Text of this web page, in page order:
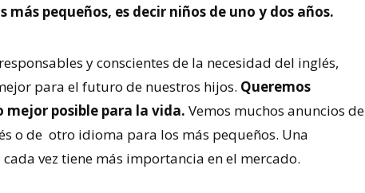
más pequeños, es decir niños de uno y dos años.
y conscientes de la necesidad del inglés,
para el futuro de nuestros hijos. Queremos
mejor posible para la vida. Vemos muchos anuncios de
o de otro idioma para los más pequeños. Una
vez tiene más importancia en el mercado.